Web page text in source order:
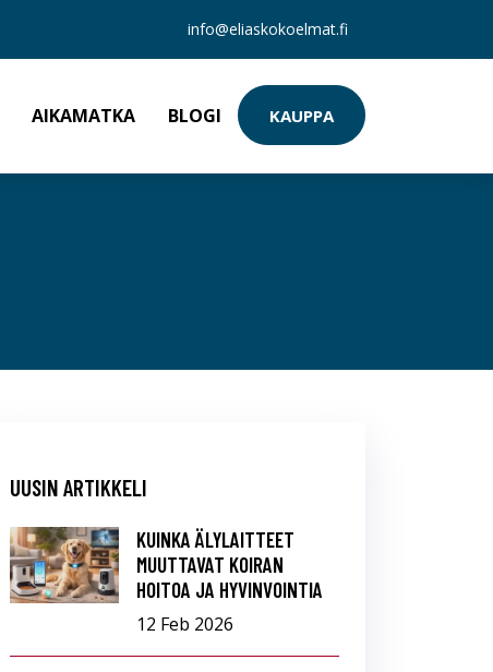
info@eliaskokoelmat.fi
AIKAMATKA BLOGI KAUPPA
UUSIN ARTIKKELI
KUINKA ÄLYLAITTEET
MUUTTAVAT KOIRAN
HOITOA JA HYVINVOINTIA
12 Feb 2026